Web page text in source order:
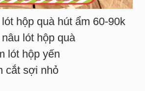
hộp quà hút ẩm 60-90k
lót hộp quà
lót hộp yến
cắt sợi nhỏ